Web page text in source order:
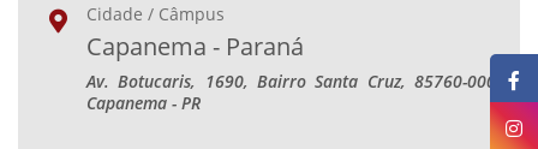
Cidade / Câmpus
Capanema - Paraná
Av. Botucaris, 1690, Bairro Santa Cruz, 85760-000
Capanema - PR